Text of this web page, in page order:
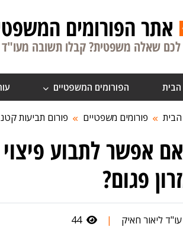
אתר הפורומים
לכם שאלה משפטית? קבלו תשובה מעו"ד
הפורומים המשפטיים
פורומים משפטיים פורום תביעות
אפשר לתבוע
פגום?
עו"ד ליאור חאיק |
44